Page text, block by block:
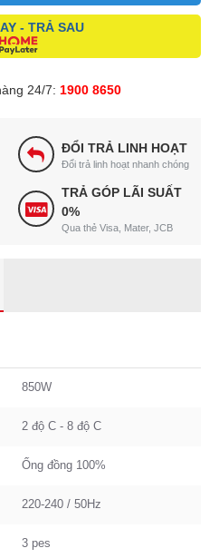
- TRẢ SAU
24/7: 1900 8650
ĐỔI TRẢ LINH HOẠT
Đổi trả linh hoạt nhanh chóng
TRẢ GÓP LÃI SUẤT
0%
Qua thẻ Visa, Mater, JCB
850W
2 độ C - 8 độ C
Ống đồng 100%
220-240 / 50Hz
3 pes